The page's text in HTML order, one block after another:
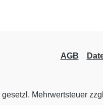
AGB
Mehrwertsteuer